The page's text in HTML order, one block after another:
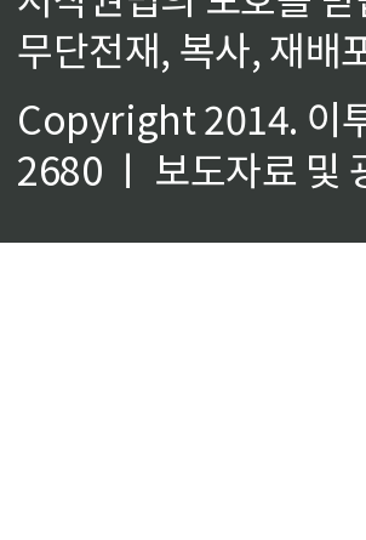
무단전재, 복사, 재배
Copyright 2014. 이
2680 ㅣ 보도자료